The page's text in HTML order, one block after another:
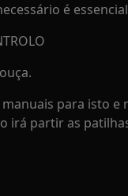
é
para isto e
irá partir as